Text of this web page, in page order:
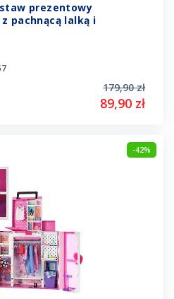
prezentowy
pachnącą lalką i
179,90 zł
89,90 zł
-42%